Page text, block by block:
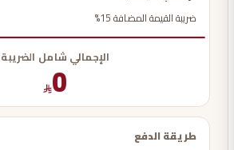
ضريبة القيمة المضافة 15%
الإجمالي شامل الضريبة
0
طريقة الدفع